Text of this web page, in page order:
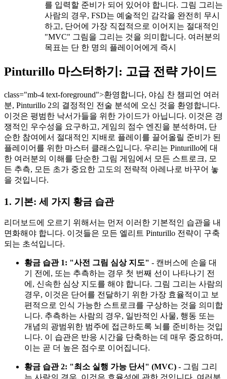
를 입력할 준비가 되어 있어야 합니다. 그림 그리는
사람의 경우, FSD는 예술적인 감각을 완전히 무시
하고, 단어에 가장 직접적으로 이어지는 절대적인
"MVC" 그림을 그리는 것을 의미합니다. 여러분의
목표는 단 한 명의 플레이어에게 즉시
Pinturillo 마스터하기: 고급 전략 가이드
class="mb-4 text-foreground">환영합니다, 야심 찬 챔피언 여러
분, Pinturillo 2의 결정적인 전술 분석에 오신 것을 환영합니다.
이것은 평범한 낙서가들을 위한 가이드가 아닙니다. 이것은 경
쟁적인 우수성을 요구하고, 게임의 점수 엔진을 분석하며, 단
순한 참여에서 절대적인 지배로 플레이를 끌어올릴 준비가 된
플레이어를 위한 마스터 클래스입니다. 우리는 Pinturillo에 대
한 여러분의 이해를 단순한 그림 게임에서 모든 스트로크, 모
든 추측, 모든 초가 중요한 고도의 전략적 아레나로 바꾸어 놓
을 것입니다.
1. 기본: 세 가지 황금 습관
리더보드에 오르기 위해서는 먼저 이러한 기본적인 습관을 내
면화해야 합니다. 이것들은 모든 엘리트 Pinturillo 전략이 구축
되는 초석입니다.
황금 습관 1: "사전 그림 심상 지도" - 캔버스에 손을 대
기 전에, 또는 추측하는 경우 첫 번째 선이 나타나기 전
에, 신속한 심상 지도를 해야 합니다. 그림 그리는 사람의
경우, 이것은 단어를 전달하기 위한 가장 효율적이고 보
편적으로 인식 가능한 스트로크를 구상하는 것을 의미합
니다. 추측하는 사람의 경우, 일반적인 사물, 행동 또는
개념의 광범위한 범주에 접근하도록 뇌를 준비하는 것입
니다. 이 습관은 반응 시간을 단축하는 데 매우 중요하며,
이는 곧 더 높은 점수로 이어집니다.
황금 습관 2: "최소 실행 가능 단서" (MVC) - 그림 그리